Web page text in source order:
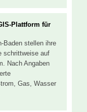
Plattform für
Baden stellen ihre
schrittweise auf
Nach Angaben
Gas, Wasser